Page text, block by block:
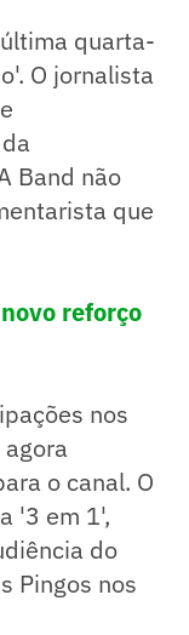
quarta-
O jornalista
Band não
que
reforço
nos
o canal. O
'3 em 1',
do
Pingos nos